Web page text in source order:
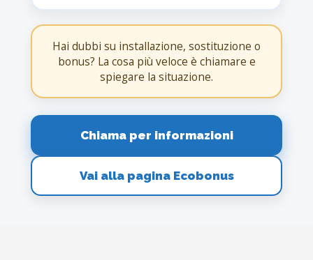
Hai dubbi su installazione, sostituzione o
bonus? La cosa più veloce è chiamare e
spiegare la situazione.
Chiama per informazioni
Vai alla pagina Ecobonus